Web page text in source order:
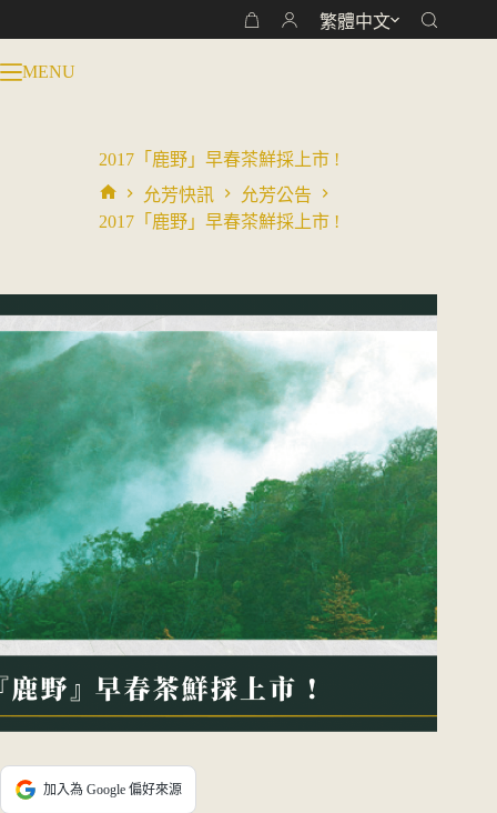
至
主
購
繁體中文
MENU
2017「鹿野」早春茶鮮採上市 !
首
允芳快訊
允芳公告
2017「鹿野」早春茶鮮採上市 !
加入為 Google 偏好來源